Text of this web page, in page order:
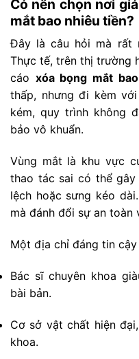
Có nên chọn nơi
mắt bao nhiêu tiền?
Đây là câu hỏi mà rất
Thực tế, trên thị trường
cáo xóa bọng mắt
thấp, nhưng đi kèm
kém, quy trình không
bảo vô khuẩn.
Vùng mắt là khu vực
thao tác sai có thể gây
lệch hoặc sưng kéo
mà đánh đổi sự an toàn
Một địa chỉ đáng tin
Bác sĩ chuyên khoa
bài bản.
Cơ sở vật chất hiện
khoa.